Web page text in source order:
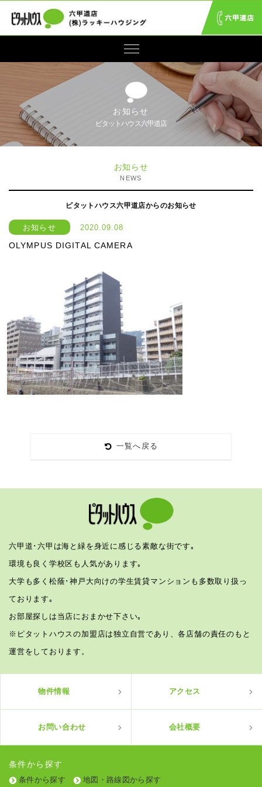
お知らせ
ピタットハウス六甲道店
お知らせ
NEWS
ピタットハウス六甲道店からのお知らせ
お知らせ 2020.09.08
OLYMPUS DIGITAL CAMERA
一覧へ戻る
六甲道･六甲は海と緑を身近に感じる素敵な街です｡
環境も良く学校区も人気があります｡
大学も多く松蔭･神戸大向けの学生賃貸マンションも多数取り扱っ
ております｡
お部屋探しは当店におまかせ下さい｡
※ピタットハウスの加盟店は独立自営であり、各店舗の責任のもと
運営をしております。
物件情報 アクセス
お問い合わせ 会社概要
条件から探す
条件から探す 地図・路線図から探す